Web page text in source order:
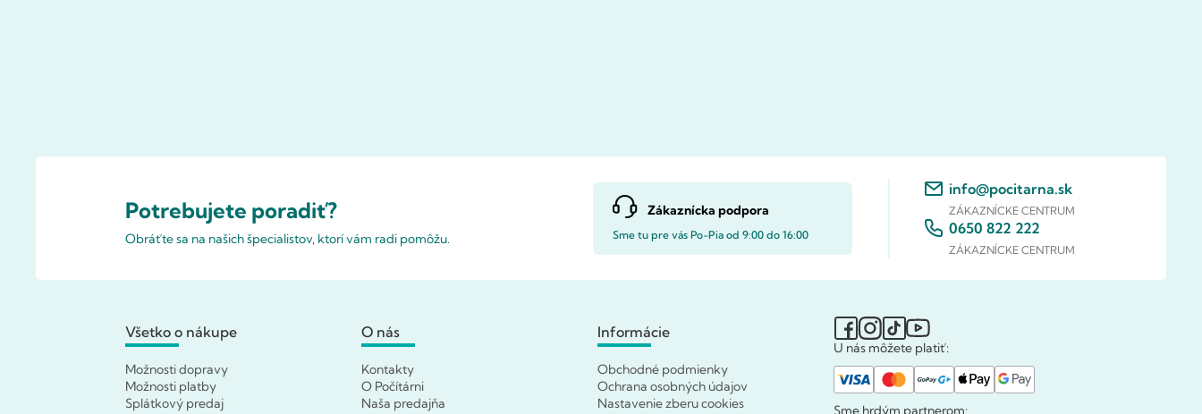
Potrebujete poradiť?
Obráťte sa na našich špecialistov, ktorí vám radi pomôžu.
Zákaznícka podpora
Sme tu pre vás Po-Pia od 9:00 do 16:00
info@pocitarna.sk
ZÁKAZNÍCKE CENTRUM
0650 822 222
ZÁKAZNÍCKE CENTRUM
Všetko o nákupe
Možnosti dopravy
Možnosti platby
Splátkový predaj
O nás
Kontakty
O Počítárni
Naša predajňa
Informácie
Obchodné podmienky
Ochrana osobných údajov
Nastavenie zberu cookies
U nás môžete platiť:
Sme hrdým partnerom: